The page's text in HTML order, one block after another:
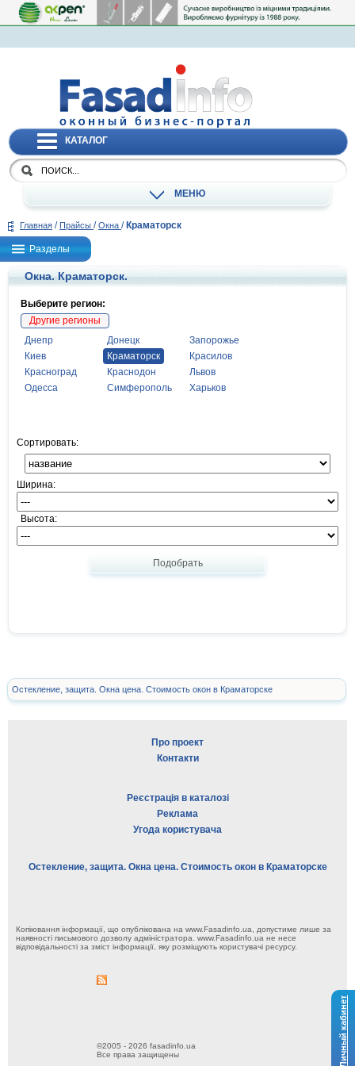
Личный кабинет
КАТАЛОГ
МЕНЮ
Главная / Прайсы / Окна / Краматорск
Разделы
Окна. Краматорск.
Выберите регион:
Другие регионы
Днепр
Донецк
Запорожье
Киев
Краматорск
Красилов
Красноград
Краснодон
Львов
Одесса
Симферополь Харьков
Сортировать:
Ширина:
Высота:
Подобрать
Остекление, защита. Окна цена. Стоимость окон в Краматорске
Про проект
Контакти
Реєстрація в каталозі
Реклама
Угода користувача
Остекление, защита. Окна цена. Стоимость окон в Краматорске
Копіювання інформації, що опублікована на www.Fasadinfo.ua, допустиме лише за
наявності письмового дозволу адміністратора. www.Fasadinfo.ua не несе
відповідальності за зміст інформації, яку розміщують користувачі ресурсу.
©2005 - 2026 fasadinfo.ua
Все права защищены